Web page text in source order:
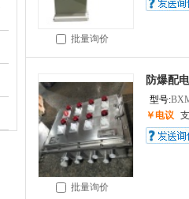
批量询价
批量询价
防爆配
型号:
￥电议